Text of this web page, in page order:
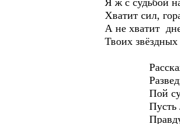
Я ж с судьбой
Хватит сил,
А не хватит
Твоих звёздных
Расскажи
Разведи
Пой
Пусть Луна
Правду